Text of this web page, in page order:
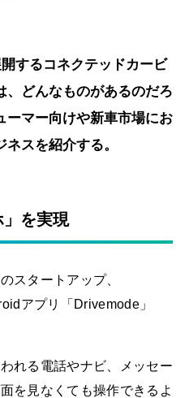
するコネクテッドカービ
、どんなものがあるのだろ
ーマー向けや新車市場にお
スを紹介する。
」を実現
スタートアップ、
アプリ「Drivemode」
れる電話やナビ、メッセー
を見なくても操作できるよ